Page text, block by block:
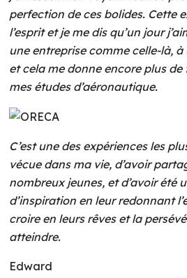
perfection de ces bolides. Cette
l’esprit et je me dis qu’un jour
une entreprise comme celle-là,
et cela me donne encore plus
mes études d’aéronautique.
C’est une des expériences les
vécue dans ma vie, d’avoir
nombreux jeunes, et d’avoir été
d’inspiration en leur redonnant
croire en leurs rêves et la
atteindre.
Edward